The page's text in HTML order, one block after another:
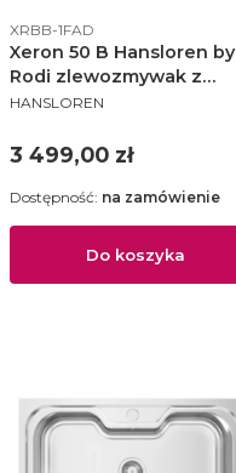
Kod produktu
XRBB-1FAD
Xeron 50 B Hansloren by
Rodi zlewozmywak z
dwoma ociekaczami
szczotkowana - XRBB-
PRODUCENT
HANSLOREN
Cena
3 499,00 zł
Do koszyka
Dostępność: na zamówienie